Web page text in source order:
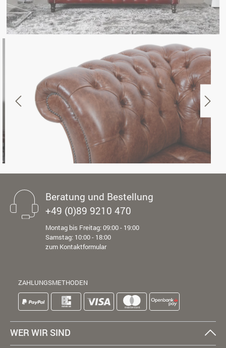
Beratung und Bestellung
+49 (0)89 9210 470
Montag bis Freitag: 09:00 - 19:00
Samstag: 10:00 - 18:00
zum Kontaktformular
ZAHLUNGSMETHODEN
WER WIR SIND